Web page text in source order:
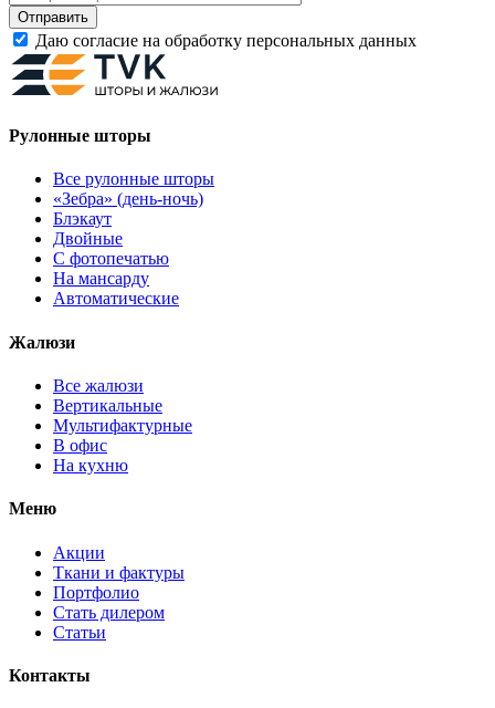
Даю согласие на обработку персональных данных
Рулонные шторы
Все рулонные шторы
«Зебра» (день-ночь)
Блэкаут
Двойные
С фотопечатью
На мансарду
Автоматические
Жалюзи
Все жалюзи
Вертикальные
Мультифактурные
В офис
На кухню
Меню
Акции
Ткани и фактуры
Портфолио
Стать дилером
Статьи
Контакты